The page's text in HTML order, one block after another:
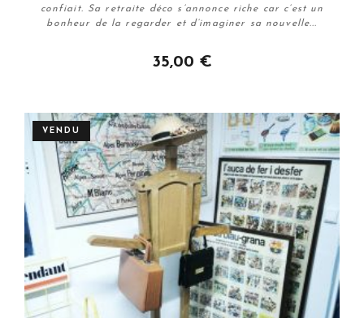
confiait. Sa retraite déco s’annonce riche car c’est un
bonheur de la regarder et d’imaginer sa nouvelle...
35,00 €
VENDU